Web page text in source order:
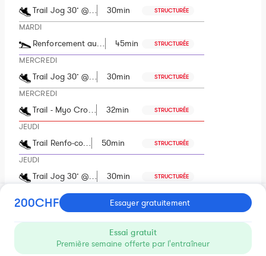
Trail Jog 30’ @… 30min STRUCTURÉE
MARDI
Renforcement au… 45min STRUCTURÉE
MERCREDI
Trail Jog 30’ @… 30min STRUCTURÉE
MERCREDI
Trail - Myo Cro… 32min STRUCTURÉE
JEUDI
Trail Renfo-co… 50min STRUCTURÉE
JEUDI
Trail Jog 30’ @… 30min STRUCTURÉE
Trail Jog 30’ @… 30min
VENDREDI
Jerk nature 10x… 50min STRUCTURÉE
200CHF Essayer gratuitement
Essai gratuit
Première semaine offerte par l'entraîneur